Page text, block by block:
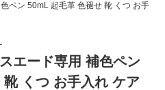
ペン 50mL 起毛革 色褪せ 靴 くつ お手
エード専用 補色ペン
くつ お手入れ ケア